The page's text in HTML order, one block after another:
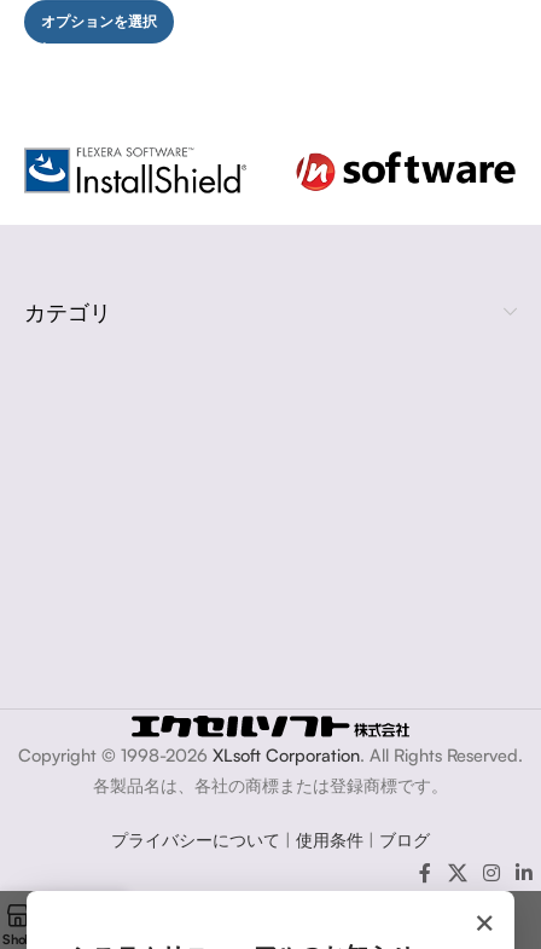
オプションを選択
カテゴリ
Copyright © 1998-2026 XLsoft Corporation. All Rights Reserved.
各製品名は、各社の商標または登録商標です。
プライバシーについて | 使用条件 | ブログ
ShopFilters ×